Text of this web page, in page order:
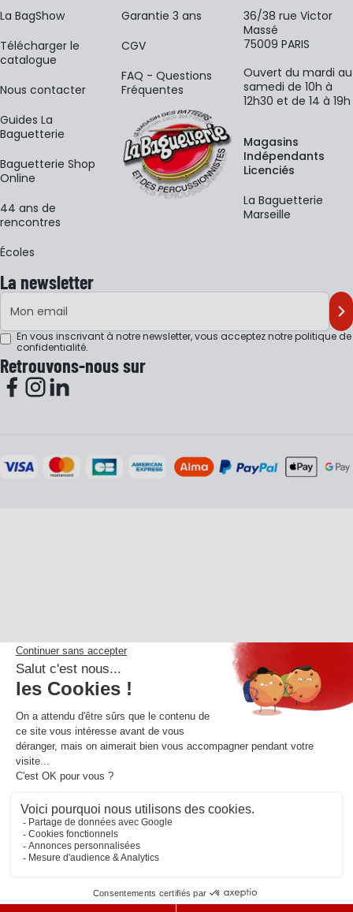
La BagShow
​Télécharger le
catalogue
Nous contacter
Guides La
Baguetterie
Baguetterie Shop
Online
44 ans de
rencontres
Écoles
Garantie 3 ans
CGV
FAQ - Questions
Fréquentes
36/38 rue Victor
Massé
75009 PARIS
Ouvert du mardi au
samedi de 10h à
12h30 et de 14 à 19h
Magasins
Indépendants
Licenciés
La Baguetterie
Marseille
La newsletter
Adresse e-mail
En vous inscrivant à notre newsletter, vous acceptez notrepolitique de
confidentialité.
Retrouvons-nous sur